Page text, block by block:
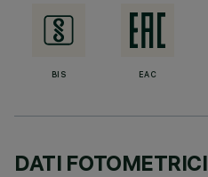
BIS EAC
DATI FOTOMETRICI